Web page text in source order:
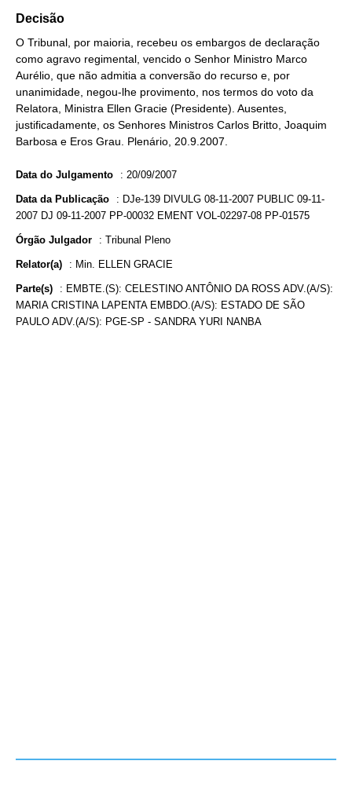
Decisão
O Tribunal, por maioria, recebeu os embargos de declaração
como agravo regimental, vencido o Senhor Ministro Marco
Aurélio, que não admitia a conversão do recurso e, por
unanimidade, negou-lhe provimento, nos termos do voto da
Relatora, Ministra Ellen Gracie (Presidente). Ausentes,
justificadamente, os Senhores Ministros Carlos Britto, Joaquim
Barbosa e Eros Grau. Plenário, 20.9.2007.
Data do Julgamento : 20/09/2007
Data da Publicação : DJe-139 DIVULG 08-11-2007 PUBLIC 09-11-
2007 DJ 09-11-2007 PP-00032 EMENT VOL-02297-08 PP-01575
Órgão Julgador : Tribunal Pleno
Relator(a) : Min. ELLEN GRACIE
Parte(s) : EMBTE.(S): CELESTINO ANTÔNIO DA ROSS ADV.(A/S):
MARIA CRISTINA LAPENTA EMBDO.(A/S): ESTADO DE SÃO
PAULO ADV.(A/S): PGE-SP - SANDRA YURI NANBA